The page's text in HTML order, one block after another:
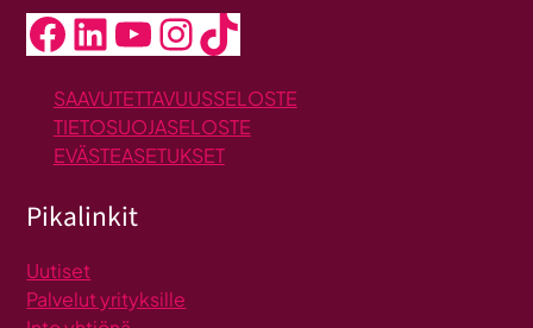
Facebook LinkedIn YouTube InstagramTikTok
SAAVUTETTAVUUSSELOSTE
TIETOSUOJASELOSTE
EVÄSTEASETUKSET
Pikalinkit
Uutiset
Palvelut yrityksille